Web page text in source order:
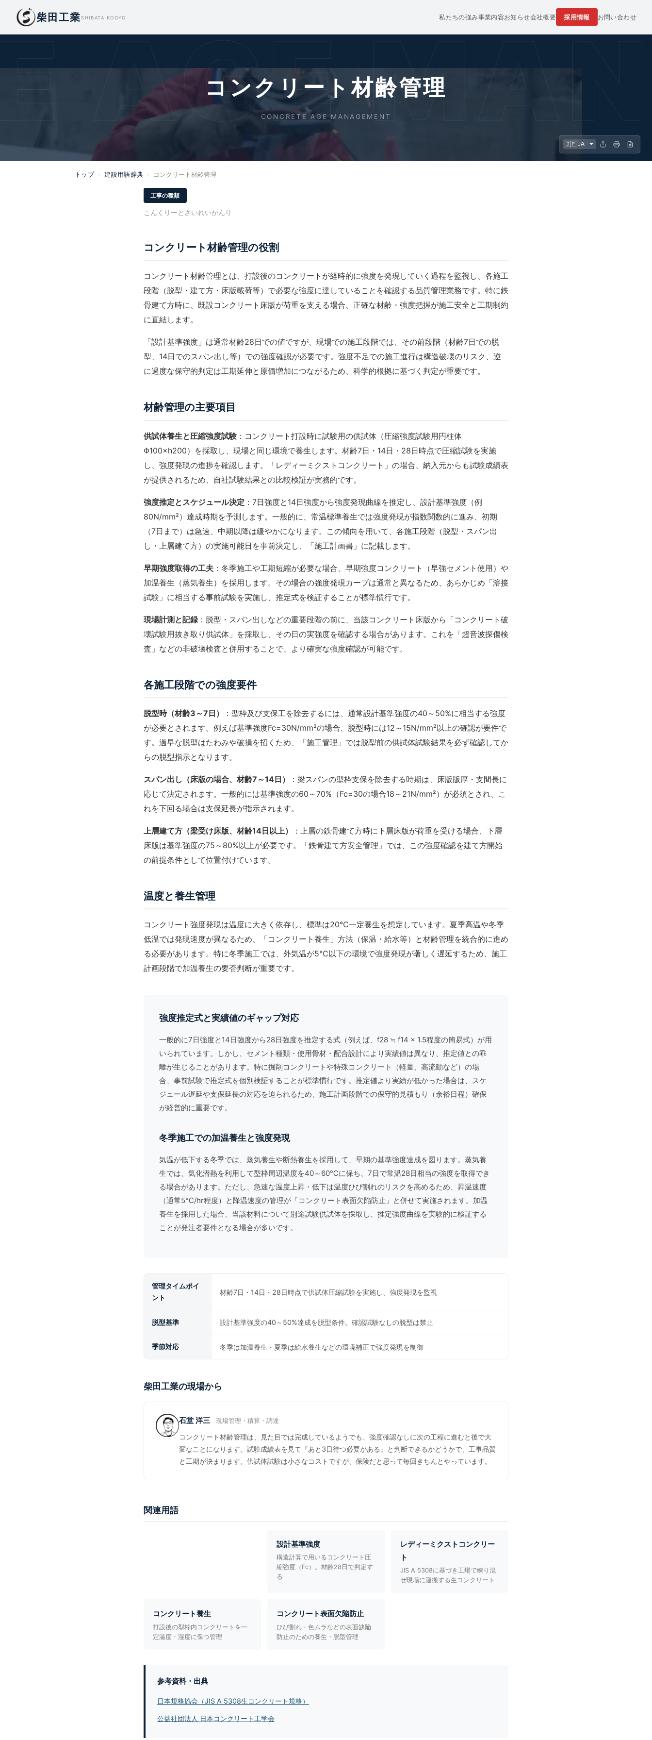
柴田工業SHIBATA KOGYO 私たちの強み事業内容お知らせ会社概要 採用情報 お問い合わせ
AGE
コンクリート材齢管理
CONCRETE AGE MANAGEMENT
トップ › 建設用語辞典 › コンクリート材齢管理
工事の種類
こんくりーとざいれいかんり
コンクリート材齢管理の役割
コンクリート材齢管理とは、打設後のコンクリートが経時的に強度を発現していく過程を監視し、各施工
段階（脱型・建て方・床版載荷等）で必要な強度に達していることを確認する品質管理業務です。特に鉄
骨建て方時に、既設コンクリート床版が荷重を支える場合、正確な材齢・強度把握が施工安全と工期制約
に直結します。
「設計基準強度 」は通常材齢28日での値ですが、現場での施工段階では、その前段階（材齢7日での脱
型、14日でのスパン出し等）での強度確認が必要です。強度不足での施工進行は構造破壊のリスク、逆
に過度な保守的判定は工期延伸と原価増加につながるため、科学的根拠に基づく判定が重要です。
材齢管理の主要項目
供試体養生と圧縮強度試験 ：コンクリート打設時に試験用の供試体（圧縮強度試験用円柱体
Φ100×h200）を採取し、現場と同じ環境で養生します。材齢7日・14日・28日時点で圧縮試験を実施
し、強度発現の進捗を確認します。「レディーミクストコンクリート 」の場合、納入元からも試験成績表
が提供されるため、自社試験結果との比較検証が実務的です。
強度推定とスケジュール決定 ：7日強度と14日強度から強度発現曲線を推定し、設計基準強度（例
80N/mm²）達成時期を予測します。一般的に、常温標準養生では強度発現が指数関数的に進み、初期
（7日まで）は急速、中期以降は緩やかになります。この傾向を用いて、各施工段階（脱型・スパン出
し・上層建て方）の実施可能日を事前決定し、「施工計画書 」に記載します。
早期強度取得の工夫 ：冬季施工や工期短縮が必要な場合、早期強度コンクリート（早強セメント使用）や
加温養生（蒸気養生）を採用します。その場合の強度発現カーブは通常と異なるため、あらかじめ「溶接
試験 」に相当する事前試験を実施し、推定式を検証することが標準慣行です。
現場計測と記録 ：脱型・スパン出しなどの重要段階の前に、当該コンクリート床版から「コンクリート破
壊試験用抜き取り供試体 」を採取し、その日の実強度を確認する場合があります。これを「超音波探傷検
査 」などの非破壊検査と併用することで、より確実な強度確認が可能です。
各施工段階での強度要件
脱型時（材齢3～7日）
：型枠及び支保工を除去するには、通常設計基準強度の40～50%に相当する強度
が必要とされます。例えば基準強度Fc=30N/mm²の場合、脱型時には12～15N/mm²以上の確認が要件で
す。過早な脱型はたわみや破損を招くため、「施工管理 」では脱型前の供試体試験結果を必ず確認してか
らの脱型指示となります。
スパン出し（床版の場合、材齢7～14日）
：梁スパンの型枠支保を除去する時期は、床版版厚・支間長に
応じて決定されます。一般的には基準強度の60～70%（Fc=30の場合18～21N/mm²）が必須とされ、こ
れを下回る場合は支保延長が指示されます。
上層建て方（梁受け床版、材齢14日以上）
：上層の鉄骨建て方時に下層床版が荷重を受ける場合、下層
床版は基準強度の75～80%以上が必要です。「鉄骨建て方安全管理 」では、この強度確認を建て方開始
の前提条件として位置付けています。
温度と養生管理
コンクリート強度発現は温度に大きく依存し、標準は20℃一定養生を想定しています。夏季高温や冬季
低温では発現速度が異なるため、「コンクリート養生 」方法（保温・給水等）と材齢管理を統合的に進め
る必要があります。特に冬季施工では、外気温が5℃以下の環境で強度発現が著しく遅延するため、施工
計画段階で加温養生の要否判断が重要です。
強度推定式と実績値のギャップ対応
一般的に7日強度と14日強度から28日強度を推定する式（例えば、f28 ≒ f14 × 1.5程度の簡易式）が用
いられています。しかし、セメント種類・使用骨材・配合設計により実績値は異なり、推定値との乖
離が生じることがあります。特に掘削コンクリートや特殊コンクリート（軽量、高流動など）の場
合、事前試験で推定式を個別検証することが標準慣行です。推定値より実績が低かった場合は、スケ
ジュール遅延や支保延長の対応を迫られるため、施工計画段階での保守的見積もり（余裕日程）確保
が経営的に重要です。
冬季施工での加温養生と強度発現
気温が低下する冬季では、蒸気養生や断熱養生を採用して、早期の基準強度達成を図ります。蒸気養
生では、気化潜熱を利用して型枠周辺温度を40～60℃に保ち、7日で常温28日相当の強度を取得でき
る場合があります。ただし、急速な温度上昇・低下は温度ひび割れのリスクを高めるため、昇温速度
（通常5℃/hr程度）と降温速度の管理が「コンクリート表面欠陥防止」と併せて実施されます。加温
養生を採用した場合、当該材料について別途試験供試体を採取し、推定強度曲線を実験的に検証する
ことが発注者要件となる場合が多いです。
管理タイムポイ
ント
材齢7日・14日・28日時点で供試体圧縮試験を実施し、強度発現を監視
脱型基準 設計基準強度の40～50%達成を脱型条件。確認試験なしの脱型は禁止
季節対応 冬季は加温養生・夏季は給水養生などの環境補正で強度発現を制御
柴田工業の現場から
石堂 洋三 現場管理・積算・調達
コンクリート材齢管理は、見た目では完成しているようでも、強度確認なしに次の工程に進むと後で大
変なことになります。試験成績表を見て『あと3日待つ必要がある』と判断できるかどうかで、工事品質
と工期が決まります。供試体試験は小さなコストですが、保険だと思って毎回きちんとやっています。
関連用語
設計基準強度
構造計算で用いるコンクリート圧
縮強度（Fc）。材齢28日で判定す
る
レディーミクストコンクリー
ト
JIS A 5308に基づき工場で練り混
ぜ現場に運搬する生コンクリート
コンクリート養生
打設後の型枠内コンクリートを一
定温度・湿度に保つ管理
コンクリート表面欠陥防止
ひび割れ・色ムラなどの表面缺陥
防止のための養生・脱型管理
参考資料・出典
日本規格協会（JIS A 5308生コンクリート規格）
公益社団法人 日本コンクリート工学会